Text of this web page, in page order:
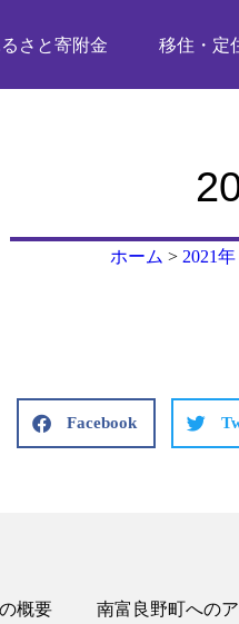
さと寄附金 移住・定
ホーム > 2021年
Facebook
概要 南富良野町への